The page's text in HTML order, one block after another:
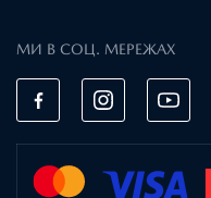
МИ В СОЦ. МЕРЕЖАХ